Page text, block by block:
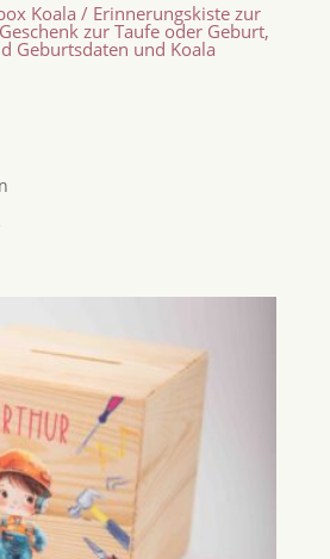
Koala / Erinnerungskiste zur
zur Taufe oder Geburt,
Geburtsdaten und Koala